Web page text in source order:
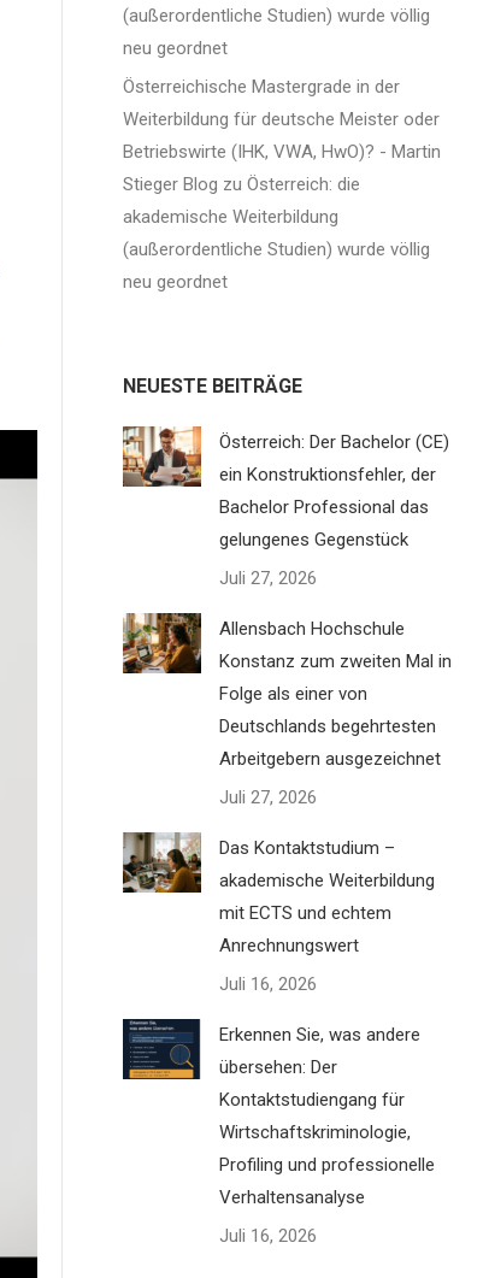
(außerordentliche Studien) wurde völlig
neu geordnet
Österreichische Mastergrade in der
Weiterbildung für deutsche Meister oder
Betriebswirte (IHK, VWA, HwO)? - Martin
Stieger Blog zu Österreich: die
akademische Weiterbildung
(außerordentliche Studien) wurde völlig
neu geordnet
NEUESTE BEITRÄGE
Österreich: Der Bachelor (CE)
ein Konstruktionsfehler, der
Bachelor Professional das
gelungenes Gegenstück
Juli 27, 2026
Allensbach Hochschule
Konstanz zum zweiten Mal in
Folge als einer von
Deutschlands begehrtesten
Arbeitgebern ausgezeichnet
Juli 27, 2026
Das Kontaktstudium –
akademische Weiterbildung
mit ECTS und echtem
Anrechnungswert
Juli 16, 2026
Erkennen Sie, was andere
übersehen: Der
Kontaktstudiengang für
Wirtschaftskriminologie,
Profiling und professionelle
Verhaltensanalyse
Juli 16, 2026